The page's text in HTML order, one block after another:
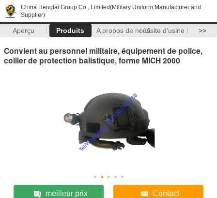
China Hengtai Group Co., Limited(Military Uniform Manufacturer and
Supplier)
Aperçu Produits A propos de nousVisite d'usine >>
Convient au personnel militaire, équipement de police,
collier de protection balistique, forme MICH 2000
meilleur prix Contact